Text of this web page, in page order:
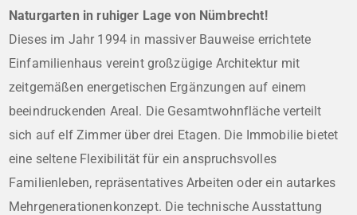
Naturgarten in ruhiger Lage von Nümbrecht!
Dieses im Jahr 1994 in massiver Bauweise errichtete
Einfamilienhaus vereint großzügige Architektur mit
zeitgemäßen energetischen Ergänzungen auf einem
beeindruckenden Areal. Die Gesamtwohnfläche verteilt
sich auf elf Zimmer über drei Etagen. Die Immobilie bietet
eine seltene Flexibilität für ein anspruchsvolles
Familienleben, repräsentatives Arbeiten oder ein autarkes
Mehrgenerationenkonzept. Die technische Ausstattung